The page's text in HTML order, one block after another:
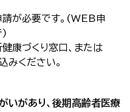
が必要です。(WEB申
)
康づくり窓口、または
みください。
があり、後期高齢者医療